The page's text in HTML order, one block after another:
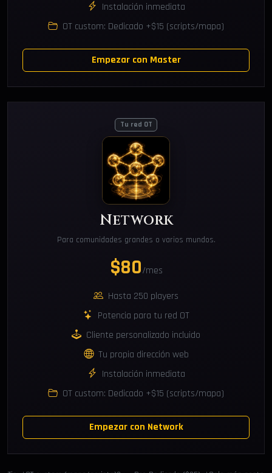
Instalación inmediata
OT custom: Dedicado +$15 (scripts/mapa)
Empezar con Master
Tu red OT
Network
Para comunidades grandes o varios mundos.
$80/mes
Hasta 250 players
Potencia para tu red OT
Cliente personalizado incluido
Tu propia dirección web
Instalación inmediata
OT custom: Dedicado +$15 (scripts/mapa)
Empezar con Network